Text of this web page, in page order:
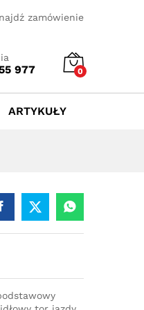
zamówienie
977 0
ARTYKUŁY
do koszyka